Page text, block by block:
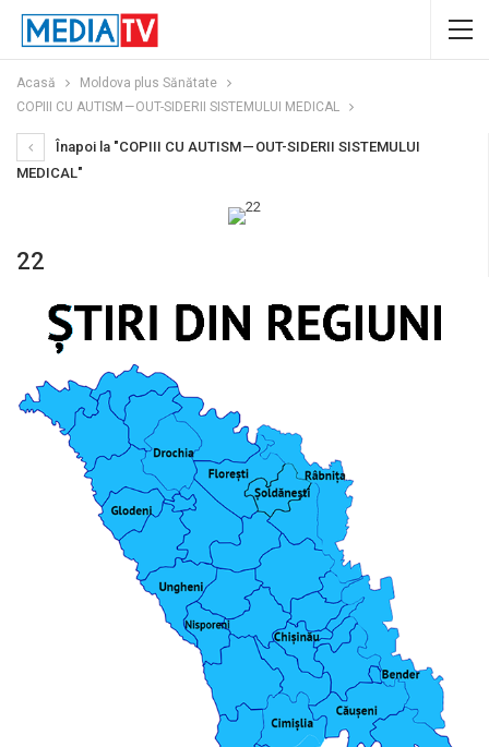
Acasă
Moldova plus Sănătate
COPIII CU AUTISM — OUT-SIDERII SISTEMULUI MEDICAL
Înapoi la "COPIII CU AUTISM — OUT-SIDERII SISTEMULUI
MEDICAL"
22